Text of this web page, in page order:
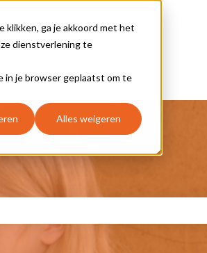
klikken, ga je akkoord met het
dienstverlening te
in je browser geplaatst om te
Alles weigeren